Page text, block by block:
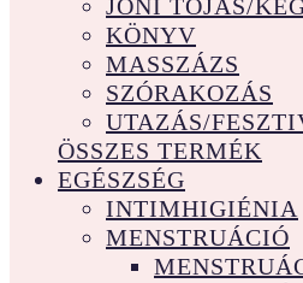
JÓNI TOJÁS/
KÖNYV
MASSZÁZS
SZÓRAKOZÁS
UTAZÁS/
ÖSSZES TERMÉK
EGÉSZSÉG
INTIMHIGIÉNIA
MENSTRUÁCIÓ